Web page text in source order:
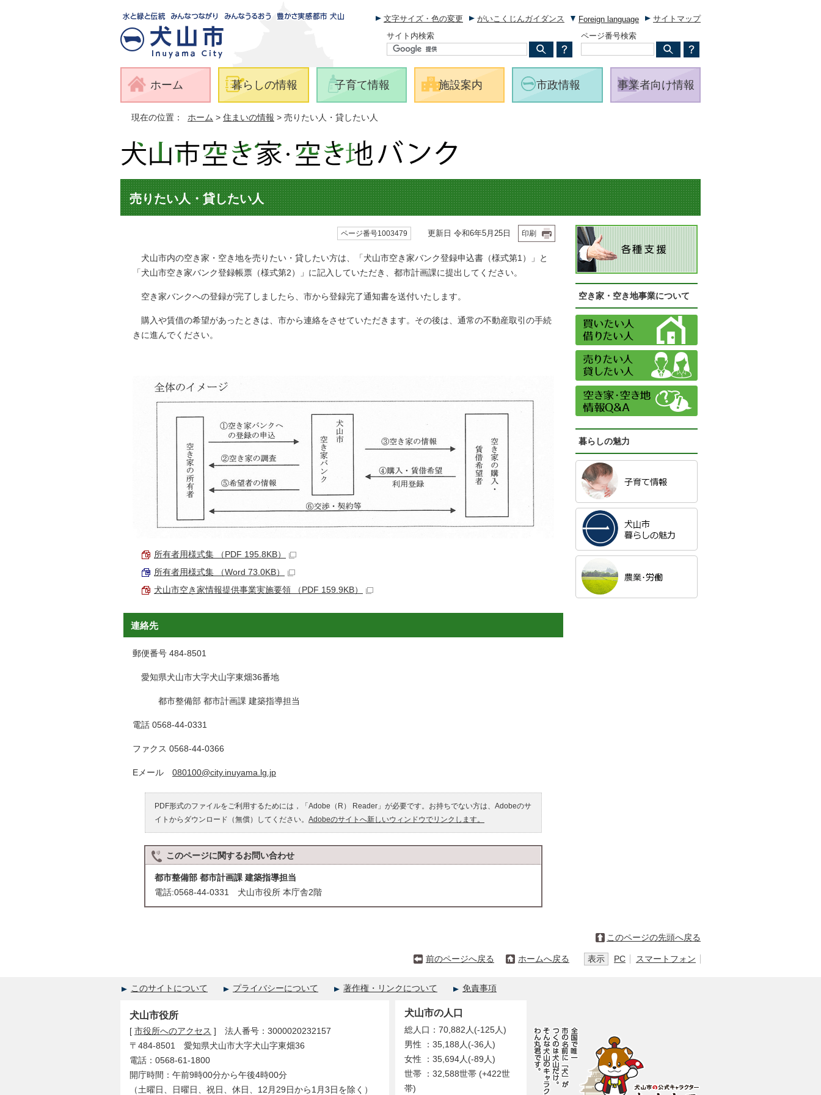
文字サイズ・色の変更 がいこくじんガイダンス Foreign language
サイトマップ
サイト内検索
ページ番号検索
ホーム 暮らしの情報 子育て情報 施設案内 市政情報 事業者向け情報
現在の位置： ホーム > 住まいの情報 > 売りたい人・貸したい人
売りたい人・貸したい人
ページ番号1003479 更新日 令和6年5月25日 印刷
犬山市内の空き家・空き地を売りたい・貸したい方は、「犬山市空き家バンク登録申込書（様式第1）」と
「犬山市空き家バンク登録帳票（様式第2）」に記入していただき、都市計画課に提出してください。
空き家バンクへの登録が完了しましたら、市から登録完了通知書を送付いたします。
購入や賃借の希望があったときは、市から連絡をさせていただきます。その後は、通常の不動産取引の手続
きに進んでください。
所有者用様式集 （PDF 195.8KB）
所有者用様式集 （Word 73.0KB）
犬山市空き家情報提供事業実施要領 （PDF 159.9KB）
連絡先
郵便番号 484-8501
愛知県犬山市大字犬山字東畑36番地
都市整備部 都市計画課 建築指導担当
電話 0568-44-0331
ファクス 0568-44-0366
Eメール 080100@city.inuyama.lg.jp
PDF形式のファイルをご利用するためには，「Adobe（R） Reader」が必要です。お持ちでない方は、Adobeのサ
イトからダウンロード（無償）してください。 Adobeのサイトへ新しいウィンドウでリンクします。
このページに関するお問い合わせ
都市整備部 都市計画課 建築指導担当
電話:0568-44-0331 犬山市役所 本庁舎2階
空き家・空き地事業について
暮らしの魅力
このページの先頭へ戻る
前のページへ戻る ホームへ戻る 表示 PC スマートフォン
このサイトについて プライバシーについて 著作権・リンクについて 免責事項
犬山市役所
[ 市役所へのアクセス ] 法人番号：3000020232157
〒484-8501 愛知県犬山市大字犬山字東畑36
電話：0568-61-1800
開庁時間：午前9時00分から午後4時00分
（土曜日、日曜日、祝日、休日、12月29日から1月3日を除く）
犬山市の人口
総人口：70,882人(-125人)
男性 ：35,188人(-36人)
女性 ：35,694人(-89人)
世帯 ：32,588世帯 (+422世
帯)